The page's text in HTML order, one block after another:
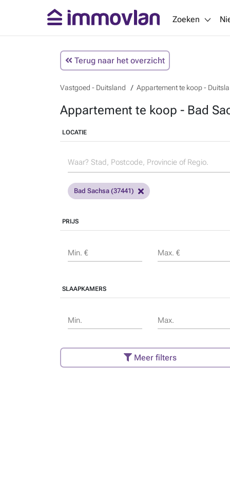
Zoeken
Terug naar het overzicht
Vastgoed - Duitsland Appartement te koop -
Appartement te koop - Bad
LOCATIE
Bad Sachsa (37441)
PRIJS
Min. € Max. €
SLAAPKAMERS
Min. Max.
Meer filters